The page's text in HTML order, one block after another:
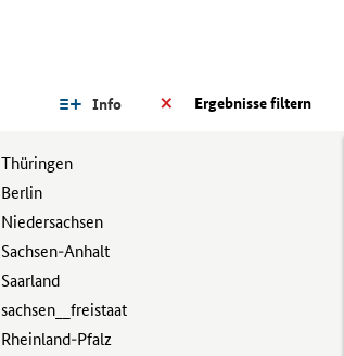
Ergebnisse filtern
Info
Thüringen
Berlin
Niedersachsen
Sachsen-Anhalt
Saarland
sachsen__freistaat
Rheinland-Pfalz